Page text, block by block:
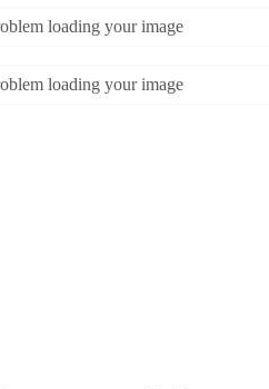
loading your image
loading your image